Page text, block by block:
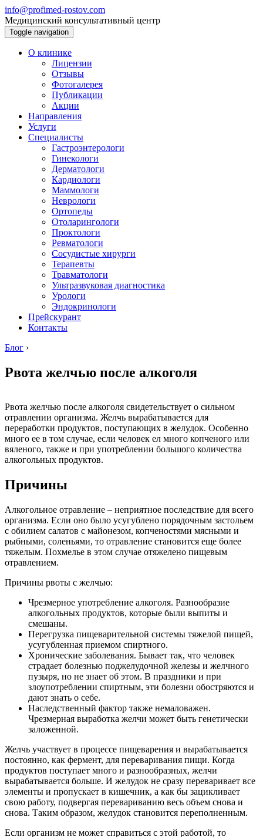
info@profimed-rostov.com
Медицинский консультативный центр
Toggle navigation
О клинике
Лицензии
Отзывы
Фотогалерея
Публикации
Акции
Направления
Услуги
Специалисты
Гастроэнтерологи
Гинекологи
Дерматологи
Кардиологи
Маммологи
Неврологи
Ортопеды
Отоларингологи
Проктологи
Ревматологи
Сосудистые хирурги
Терапевты
Травматологи
Ультразвуковая диагностика
Урологи
Эндокринологи
Прейскурант
Контакты
Блог ›
Рвота желчью после алкоголя
Рвота желчью после алкоголя свидетельствует о сильном
отравлении организма. Желчь вырабатывается для
переработки продуктов, поступающих в желудок. Особенно
много ее в том случае, если человек ел много копченого или
вяленого, также и при употреблении большого количества
алкогольных продуктов.
Причины
Алкогольное отравление – неприятное последствие для всего
организма. Если оно было усугублено порядочным застольем
с обилием салатов с майонезом, копченостями мясными и
рыбными, соленьями, то отравление становится еще более
тяжелым. Похмелье в этом случае отяжелено пищевым
отравлением.
Причины рвоты с желчью:
Чрезмерное употребление алкоголя. Разнообразие
алкогольных продуктов, которые были выпиты и
смешаны.
Перегрузка пищеварительной системы тяжелой пищей,
усугубленная приемом спиртного.
Хронические заболевания. Бывает так, что человек
страдает болезнью поджелудочной железы и желчного
пузыря, но не знает об этом. В праздники и при
злоупотреблении спиртным, эти болезни обостряются и
дают знать о себе.
Наследственный фактор также немаловажен.
Чрезмерная выработка желчи может быть генетически
заложенной.
Желчь участвует в процессе пищеварения и вырабатывается
постоянно, как фермент, для переваривания пищи. Когда
продуктов поступает много и разнообразных, желчи
вырабатывается больше. И желудок не сразу переваривает все
элементы и пропускает в кишечник, а как бы зацикливает
свою работу, подвергая перевариванию весь объем снова и
снова. Таким образом, желудок становится переполненным.
Если организм не может справиться с этой работой, то